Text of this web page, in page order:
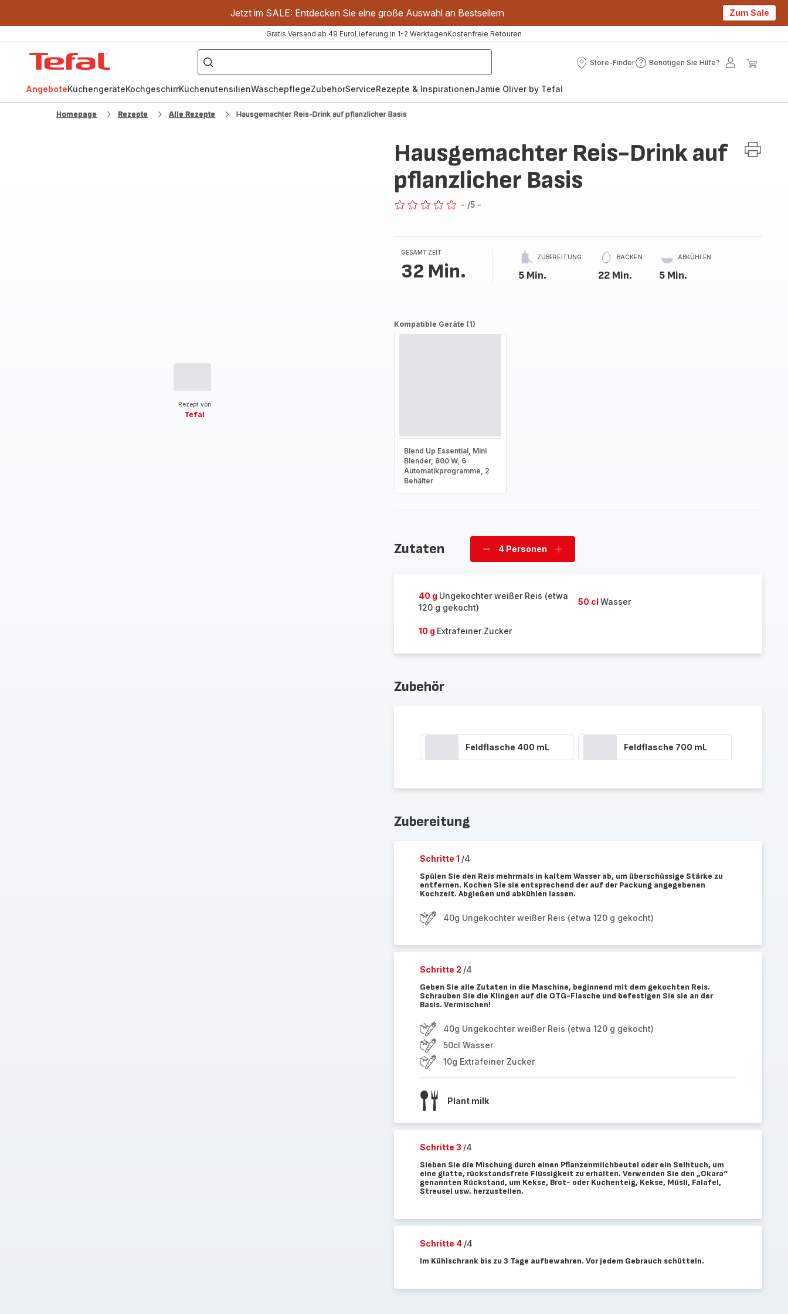
Jetzt im SALE: Entdecken Sie eine große Auswahl an Bestsellern Zum Sale
Gratis Versand ab 49 EuroLieferung in 1-2 WerktagenKostenfreie Retouren
["OptiGrill","Easy
Fry","Pfanne"]
Store-Finder
Store-
Benötigen Sie Hilfe?
Benötigen
Mein
AngeboteKüchengeräteKochgeschirrKüchenutensilienWäschepflegeZubehörServiceRezepte & InspirationenJamie Oliver by Tefal
Homepage Rezepte Alle Rezepte Hausgemachter Reis-Drink auf pflanzlicher Basis
Rezept von
Tefal
Hausgemachter Reis-Drink auf
pflanzlicher Basis
- /5 -
GESAMTZEIT
32 Min.
ZUBEREITUNG
5 Min.
BACKEN
22 Min.
ABKÜHLEN
5 Min.
Kompatible Geräte (1)
Blend Up Essential, Mini
Blender, 800 W, 6
Automatikprogramme, 2
Behälter
Zutaten
Personen
4 Personen
Personen
40 g Ungekochter weißer Reis (etwa
120 g gekocht)
50 cl Wasser
10 g Extrafeiner Zucker
Zubehör
Feldflasche 400 mL Feldflasche 700 mL
Zubereitung
Schritte 1 /4
Spülen Sie den Reis mehrmals in kaltem Wasser ab, um überschüssige Stärke zu
entfernen. Kochen Sie sie entsprechend der auf der Packung angegebenen
Kochzeit. Abgießen und abkühlen lassen.
40g Ungekochter weißer Reis (etwa 120 g gekocht)
Schritte 2 /4
Geben Sie alle Zutaten in die Maschine, beginnend mit dem gekochten Reis.
Schrauben Sie die Klingen auf die OTG-Flasche und befestigen Sie sie an der
Basis. Vermischen!
40g Ungekochter weißer Reis (etwa 120 g gekocht)
50cl Wasser
10g Extrafeiner Zucker
Plant milk
Schritte 3 /4
Sieben Sie die Mischung durch einen Pflanzenmilchbeutel oder ein Seihtuch, um
eine glatte, rückstandsfreie Flüssigkeit zu erhalten. Verwenden Sie den „Okara“
genannten Rückstand, um Kekse, Brot- oder Kuchenteig, Kekse, Müsli, Falafel,
Streusel usw. herzustellen.
Schritte 4 /4
Im Kühlschrank bis zu 3 Tage aufbewahren. Vor jedem Gebrauch schütteln.